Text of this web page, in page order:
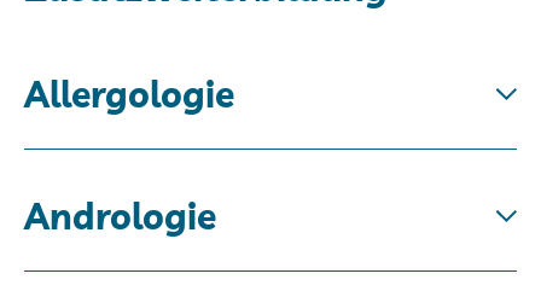
Allergologie
Andrologie